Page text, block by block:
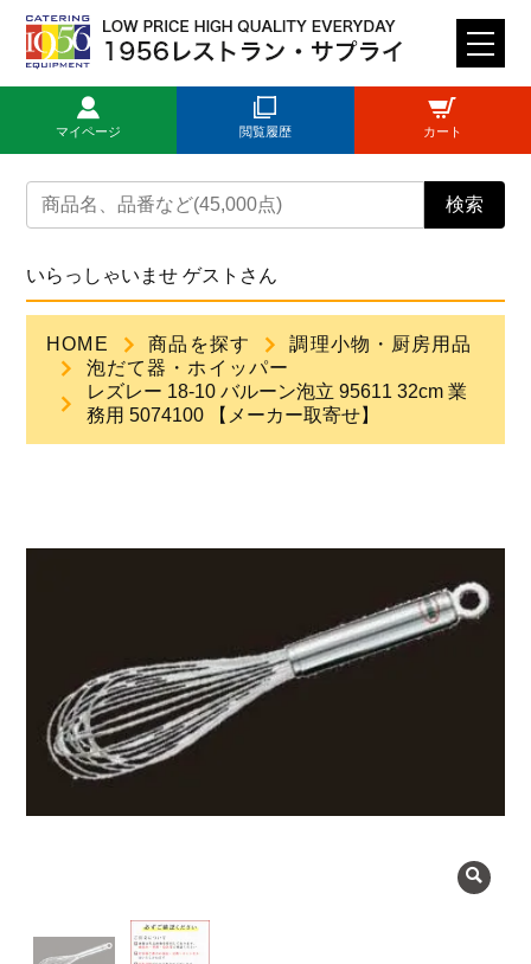
M
E
U
検索
マイページ 閲覧履歴 カート
トップページ
新規登録
商品一覧
OEMについて
お問い合わせ
いらっしゃいませ ゲストさん
HOME 商品を探す
調理小物・厨房用品
泡だて器・ホイッパー
レズレー 18-10 バルーン泡立 95611 32cm 業
務用 5074100 【メーカー取寄せ】